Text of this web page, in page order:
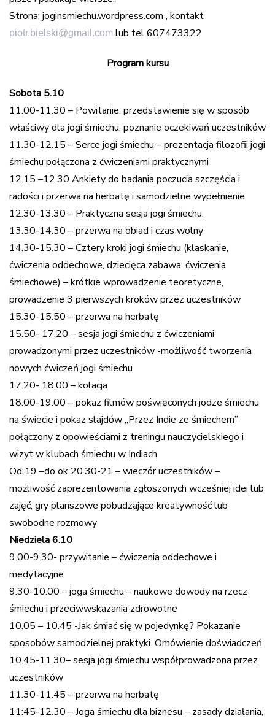
Strona: joginsmiechu.wordpress.com , kontakt
piotr.bielski@gmail.com lub tel 607473322
Program kursu
Sobota 5.10
11.00-11.30 – Powitanie, przedstawienie się w sposób
właściwy dla jogi śmiechu, poznanie oczekiwań uczestników
11.30-12.15 – Serce jogi śmiechu – prezentacja filozofii jogi
śmiechu połączona z ćwiczeniami praktycznymi
12.15 –12.30 Ankiety do badania poczucia szczęścia i
radości i przerwa na herbatę i samodzielne wypełnienie
12.30-13.30 – Praktyczna sesja jogi śmiechu.
13.30-14.30 – przerwa na obiad i czas wolny
14.30-15.30 – Cztery kroki jogi śmiechu (klaskanie,
ćwiczenia oddechowe, dziecięca zabawa, ćwiczenia
śmiechowe) – krótkie wprowadzenie teoretyczne,
prowadzenie 3 pierwszych kroków przez uczestników
15.30-15.50 – przerwa na herbatę
15.50- 17.20 – sesja jogi śmiechu z ćwiczeniami
prowadzonymi przez uczestników -możliwość tworzenia
nowych ćwiczeń jogi śmiechu
17.20- 18.00 – kolacja
18.00-19.00 – pokaz filmów poświęconych jodze śmiechu
na świecie i pokaz slajdów „Przez Indie ze śmiechem”
połączony z opowieściami z treningu nauczycielskiego i
wizyt w klubach śmiechu w Indiach
Od 19 –do ok 20.30-21 – wieczór uczestników –
możliwość zaprezentowania zgłoszonych wcześniej idei lub
zajęć, gry planszowe pobudzające kreatywność lub
swobodne rozmowy
Niedziela 6.10
9.00-9.30- przywitanie – ćwiczenia oddechowe i
medytacyjne
9.30-10.00 – joga śmiechu – naukowe dowody na rzecz
śmiechu i przeciwwskazania zdrowotne
10.05 – 10.45 -Jak śmiać się w pojedynkę? Pokazanie
sposobów samodzielnej praktyki. Omówienie doświadczeń
10.45-11.30– sesja jogi śmiechu współprowadzona przez
uczestników
11.30-11.45 – przerwa na herbatę
11:45-12.30 – Joga śmiechu dla biznesu – zasady działania,